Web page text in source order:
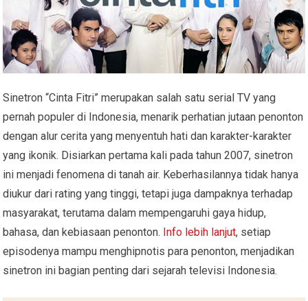
Sinetron “Cinta Fitri” merupakan salah satu serial TV yang
pernah populer di Indonesia, menarik perhatian jutaan penonton
dengan alur cerita yang menyentuh hati dan karakter-karakter
yang ikonik. Disiarkan pertama kali pada tahun 2007, sinetron
ini menjadi fenomena di tanah air. Keberhasilannya tidak hanya
diukur dari rating yang tinggi, tetapi juga dampaknya terhadap
masyarakat, terutama dalam mempengaruhi gaya hidup,
bahasa, dan kebiasaan penonton. Info lebih lanjut, setiap
episodenya mampu menghipnotis para penonton, menjadikan
sinetron ini bagian penting dari sejarah televisi Indonesia.